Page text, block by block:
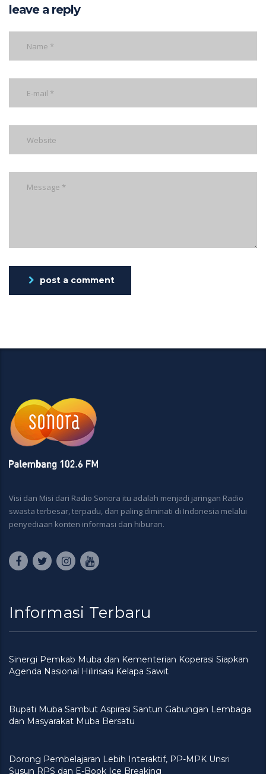
leave a reply
post a comment
Visi dan Misi dari Radio Sonora itu adalah menjadi jaringan Radio
swasta terbesar, terpadu, dan paling diminati di Indonesia melalui
penyediaan konten informasi dan hiburan.
Informasi Terbaru
Sinergi Pemkab Muba dan Kementerian Koperasi Siapkan
Agenda Nasional Hilirisasi Kelapa Sawit
Bupati Muba Sambut Aspirasi Santun Gabungan Lembaga
dan Masyarakat Muba Bersatu
Dorong Pembelajaran Lebih Interaktif, PP-MPK Unsri
Susun RPS dan E-Book Ice Breaking